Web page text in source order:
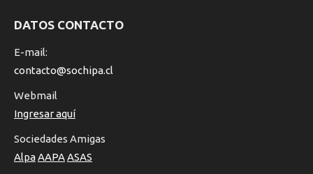
DATOS CONTACTO
E-mail:
contacto@sochipa.cl
Webmail
Ingresar aquí
Sociedades Amigas
AlpaAAPAASAS